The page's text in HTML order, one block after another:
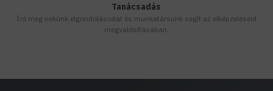
Tanácsadás
Írd meg nekünk elgondolásodat és munkatársunk segít az elképzeléseid
megvalósításában.